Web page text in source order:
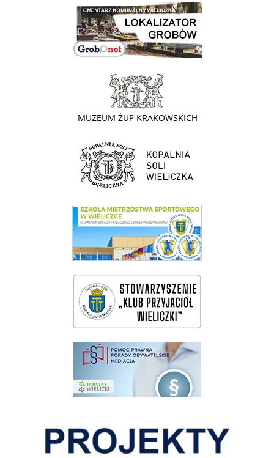
link do lokalizatora grobów na wielickim cmentarzu - grobnet
link do strony - Muzeum Żup Krakowskich Wieliczka
link do strony Kopalni Soli Wieliczka
link do SMS Wieliczka
wieliczka-wieliczanie na bis
pomoc prawna wieliczka